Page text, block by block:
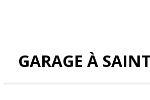
GARAGE À